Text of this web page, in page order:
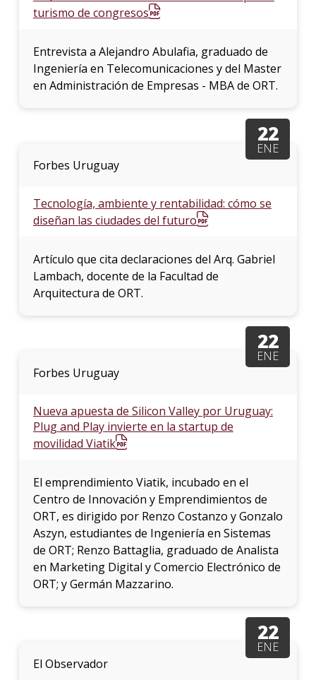
turismo de congresos
Entrevista a Alejandro Abulafia, graduado de
Ingeniería en Telecomunicaciones y del Master
en Administración de Empresas - MBA de ORT.
22
ENE
Forbes Uruguay
Tecnología, ambiente y rentabilidad: cómo se
diseñan las ciudades del futuro
Artículo que cita declaraciones del Arq. Gabriel
Lambach, docente de la Facultad de
Arquitectura de ORT.
22
ENE
Forbes Uruguay
Nueva apuesta de Silicon Valley por Uruguay:
Plug and Play invierte en la startup de
movilidad Viatik
El emprendimiento Viatik, incubado en el
Centro de Innovación y Emprendimientos de
ORT, es dirigido por Renzo Costanzo y Gonzalo
Aszyn, estudiantes de Ingeniería en Sistemas
de ORT; Renzo Battaglia, graduado de Analista
en Marketing Digital y Comercio Electrónico de
ORT; y Germán Mazzarino.
22
ENE
El Observador